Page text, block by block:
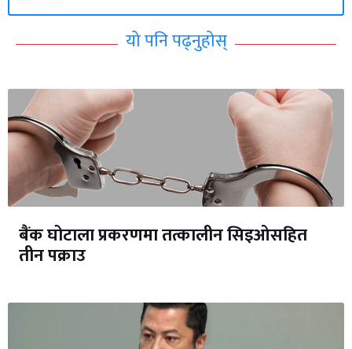
यो पनि पढ्नुहोस्
बैंक घोटाला प्रकरणमा तत्कालीन सिइओसहित
तीन पक्राउ